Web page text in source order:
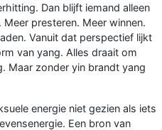
Dan blijft iemand alleen
presteren. Meer winnen.
Vanuit dat perspectief lijkt
van yang. Alles draait om
Maar zonder yin brandt yang
energie niet gezien als iets
Een bron van